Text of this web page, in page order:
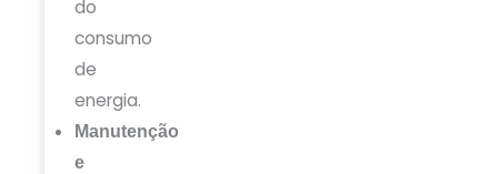
do
consumo
de
energia.
Manutenção
e